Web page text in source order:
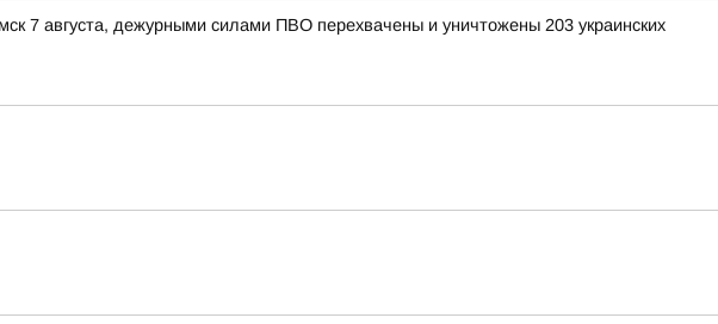
7 августа, дежурными силами ПВО перехвачены и уничтожены 203 украинских